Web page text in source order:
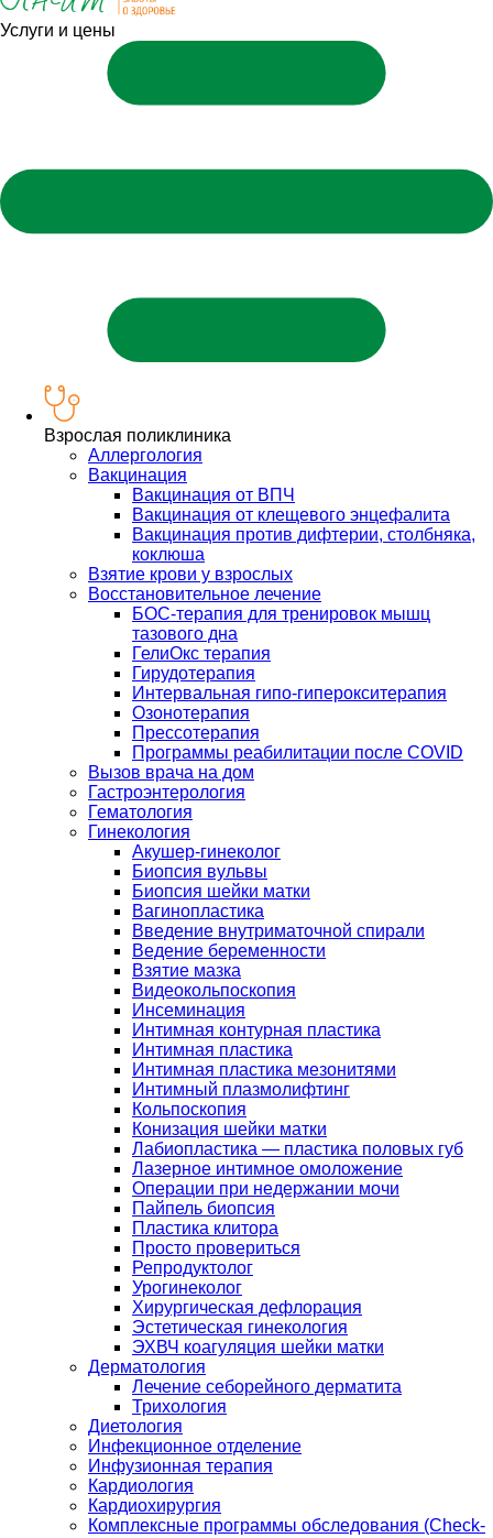
Услуги и цены
Взрослая поликлиника
Аллергология
Вакцинация
Вакцинация от ВПЧ
Вакцинация от клещевого энцефалита
Вакцинация против дифтерии, столбняка,
коклюша
Взятие крови у взрослых
Восстановительное лечение
БОС-терапия для тренировок мышц
тазового дна
ГелиОкс терапия
Гирудотерапия
Интервальная гипо-гиперокситерапия
Озонотерапия
Прессотерапия
Программы реабилитации после СOVID
Вызов врача на дом
Гастроэнтерология
Гематология
Гинекология
Акушер-гинеколог
Биопсия вульвы
Биопсия шейки матки
Вагинопластика
Введение внутриматочной спирали
Ведение беременности
Взятие мазка
Видеокольпоскопия
Инсеминация
Интимная контурная пластика
Интимная пластика
Интимная пластика мезонитями
Интимный плазмолифтинг
Кольпоскопия
Конизация шейки матки
Лабиопластика — пластика половых губ
Лазерное интимное омоложение
Операции при недержании мочи
Пайпель биопсия
Пластика клитора
Просто провериться
Репродуктолог
Урогинеколог
Хирургическая дефлорация
Эстетическая гинекология
ЭХВЧ коагуляция шейки матки
Дерматология
Лечение себорейного дерматита
Трихология
Диетология
Инфекционное отделение
Инфузионная терапия
Кардиология
Кардиохирургия
Комплексные программы обследования (Check-